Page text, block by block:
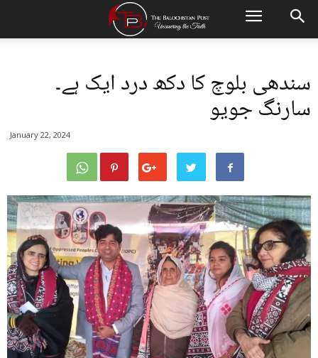
سندھی بلوچ کا دکھ درد ایک ہے۔
سارنگ جویو
January 22, 2024